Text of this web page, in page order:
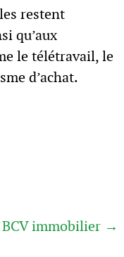
restent
qu’aux
le télétravail, le
d’achat.
immobilier →